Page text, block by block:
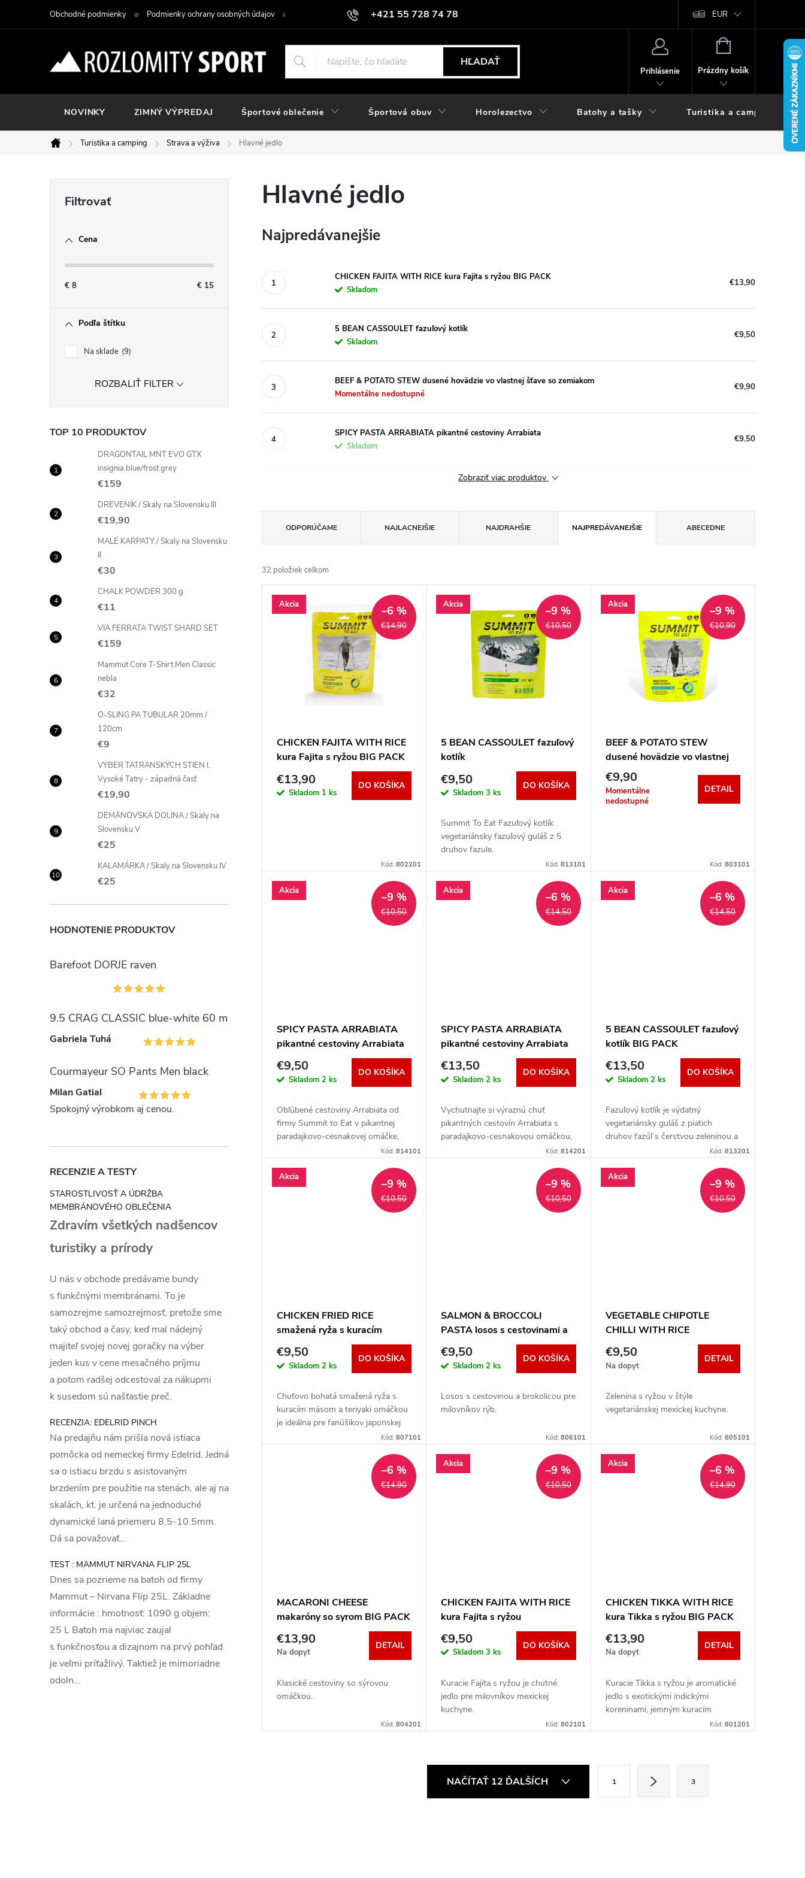
+421 55 728 74 78
objednavky@rozlomitysport.sk
Obchodné podmienky Podmienky ochrany osobných údajov Kontakt Hodnotenie obchodu EUR
HĽADAŤ
Prihlásenie
NÁKUPNÝ
Prázdny košík
NOVINKY ZIMNÝ VÝPREDAJ Športové oblečenie Športová obuv Horolezectvo Batohy a tašky Turistika a camping
Domov
Turistika a camping Strava a výživa Hlavné jedlo
n
e
l
Cena
€ 8 € 15
Podľa štítku
Na sklade 9
ROZBALIŤ FILTER
TOP 10 PRODUKTOV
DRAGONTAIL MNT EVO GTX
insignia blue/frost grey
€159
DREVENÍK / Skaly na Slovensku III
€19,90
MALÉ KARPATY / Skaly na Slovensku
II
€30
CHALK POWDER 300 g
€11
VIA FERRATA TWIST SHARD SET
€159
Mammut Core T-Shirt Men Classic
nebla
€32
O-SLING PA TUBULAR 20mm /
120cm
€9
VÝBER TATRANSKÝCH STIEN I.
Vysoké Tatry - západná časť
€19,90
DEMÄNOVSKÁ DOLINA / Skaly na
Slovensku V
€25
KALAMÁRKA / Skaly na Slovensku IV
€25
HODNOTENIE PRODUKTOV
Barefoot DORJE raven
9.5 CRAG CLASSIC blue-white 60 m
Gabriela Tuhá
Courmayeur SO Pants Men black
Milan Gatial
Spokojný výrobkom aj cenou.
RECENZIE A TESTY
STAROSTLIVOSŤ A ÚDRŽBA
MEMBRÁNOVÉHO OBLEČENIA
Zdravím všetkých nadšencov
turistiky a prírody
U nás v obchode predávame bundy
s funkčnými membránami. To je
samozrejme samozrejmosť, pretože sme
taký obchod a časy, keď mal nádejný
majiteľ svojej novej goračky na výber
jeden kus v cene mesačného príjmu
a potom radšej odcestoval za nákupmi
k susedom sú našťastie preč.
RECENZIA: EDELRID PINCH
Na predajňu nám prišla nová istiaca
pomôcka od nemeckej firmy Edelrid. Jedná
sa o istiacu brzdu s asistovaným
brzdením pre použitie na stenách, ale aj na
skalách, kt. je určená na jednoduché
dynamické laná priemeru 8.5-10.5mm.
Dá sa považovať...
TEST : MAMMUT NIRVANA FLIP 25L
Dnes sa pozrieme na batoh od firmy
Mammut – Nirvana Flip 25L. Základne
informácie : hmotnosť: 1090 g objem:
25 L Batoh ma najviac zaujal
s funkčnosťou a dizajnom na prvý pohľad
je veľmi príťažlivý. Taktiež je mimoriadne
odoln...
Hlavné jedlo
Najpredávanejšie
CHICKEN FAJITA WITH RICE kura Fajita s ryžou BIG PACK
Skladom
€13,90
5 BEAN CASSOULET fazuľový kotlík
Skladom
€9,50
BEEF & POTATO STEW dusené hovädzie vo vlastnej šťave so zemiakom
Momentálne nedostupné
€9,90
SPICY PASTA ARRABIATA pikantné cestoviny Arrabiata
Skladom
€9,50
Zobraziť viac produktov
a
d
e
k
ODPORÚČAME NAJLACNEJŠIE NAJDRAHŠIE NAJPREDÁVANEJŠIE ABECEDNE
32 položiek celkom
V
u
k
Akcia
€14,90
–6 %
CHICKEN FAJITA WITH RICE
kura Fajita s ryžou BIG PACK
€13,90
Skladom 1 ks
DO KOŠÍKA
Kód:802201
Akcia
€10,50
–9 %
5 BEAN CASSOULET fazuľový
kotlík
€9,50
Skladom3 ks
DO KOŠÍKA
Summit To Eat Fazuľový kotlík
vegetariánsky fazuľový guláš z 5
druhov fazule.
Kód: 813101
Akcia
€10,90
–9 %
BEEF & POTATO STEW
dusené hovädzie vo vlastnej
šťave so zemiakom
€9,90
Momentálne
nedostupné
DETAIL
Kód: 803101
Akcia
€10,50
–9 %
SPICY PASTA ARRABIATA
pikantné cestoviny Arrabiata
€9,50
Skladom 2 ks
DO KOŠÍKA
Obľúbené cestoviny Arrabiata od
firmy Summit to Eat v pikantnej
paradajkovo-cesnakovej omáčke,
Kód:814101
Akcia
€14,50
–6 %
SPICY PASTA ARRABIATA
pikantné cestoviny Arrabiata
BIG PACK
€13,50
Skladom2 ks
DO KOŠÍKA
Vychutnajte si výraznú chuť
pikantných cestovín Arrabiata s
paradajkovo-cesnakovou omáčkou,
Kód: 814201
Akcia
€14,50
–6 %
5 BEAN CASSOULET fazuľový
kotlík BIG PACK
€13,50
Skladom 2 ks
DO KOŠÍKA
Fazuľový kotlík je výdatný
vegetariánsky guláš z piatich
druhov fazúľ s čerstvou zeleninou a
bylinkovou omáčkou, ideálny na
Kód: 813201
Akcia
€10,50
–9 %
CHICKEN FRIED RICE
smažená ryža s kuracím
mäsom a Teriyaki omáčkou
€9,50
Skladom 2 ks
DO KOŠÍKA
Chuťovo bohatá smažená ryža s
kuracím mäsom a teriyaki omáčkou
je ideálna pre fanúšikov japonskej
Kód:807101
€10,50
–9 %
SALMON & BROCCOLI
PASTA losos s cestovinami a
brokolicou
€9,50
Skladom2 ks
DO KOŠÍKA
Losos s cestovinou a brokolicou pre
milovníkov rýb.
Kód: 806101
Akcia
€10,50
–9 %
VEGETABLE CHIPOTLE
CHILLI WITH RICE
vegetariánske Chipotle chilli s
ryžou
€9,50
Na dopyt
DETAIL
Zelenina s ryžou v štýle
vegetariánskej mexickej kuchyne.
Kód: 805101
€14,90
–6 %
MACARONI CHEESE
makaróny so syrom BIG PACK
€13,90
Na dopyt
DETAIL
Klasické cestoviny so sýrovou
omáčkou.
Kód:804201
Akcia
€10,50
–9 %
CHICKEN FAJITA WITH RICE
kura Fajita s ryžou
€9,50
Skladom3 ks
DO KOŠÍKA
Kuracie Fajita s ryžou je chutné
jedlo pre milovníkov mexickej
kuchyne.
Kód: 802101
Akcia
€14,90
–6 %
CHICKEN TIKKA WITH RICE
kura Tikka s ryžou BIG PACK
€13,90
Na dopyt
DETAIL
Kuracie Tikka s ryžou je aromatické
jedlo s exotickými indickými
koreninami, jemným kuracím
mäsom a bohatou, krémovouKód: 801201
NAČÍTAŤ 12 ĎALŠÍCH 1 3